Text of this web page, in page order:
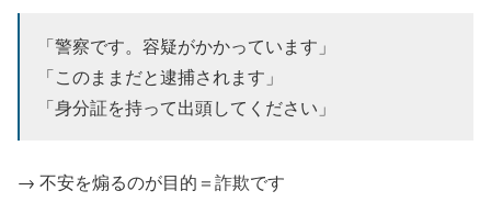
「警察です。容疑がかかっています」
「このままだと逮捕されます」
「身分証を持って出頭してください」
→ 不安を煽るのが目的＝詐欺です